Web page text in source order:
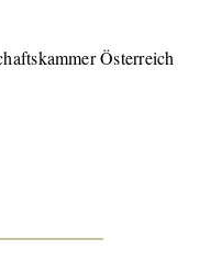
Österreich